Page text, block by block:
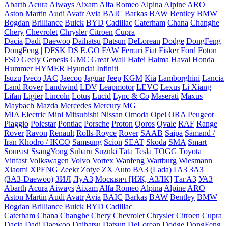
Abarth Acura Aiways Aixam Alfa Romeo Alpina Alpine ARO
Aston Martin Audi Avatr Avia BAIC Barkas BAW Bentley BMW
Bogdan Brilliance Buick BYD Cadillac Caterham Chana Changhe
Chery Chevrolet Chrysler Citroen Cupra
Dacia Dadi Daewoo Daihatsu Datsun DeLorean Dodge DongFeng
DongFeng | DFSK DS E.GO FAW Ferrari Fiat Fisker Ford Foton
FSO Geely Genesis GMC Great Wall Hafei Haima Haval Honda
Hummer HYMER Hyundai Infiniti
Isuzu Iveco JAC Jaecoo Jaguar Jeep KGM Kia Lamborghini Lancia
Land Rover Landwind LDV Leapmotor LEVC Lexus Li Xiang
Lifan Ligier Lincoln Lotus Lucid Lync & Co Maserati Maxus
Maybach Mazda Mercedes Mercury MG
MIA Electric Mini Mitsubishi Nissan Omoda Opel ORA Peugeot
Piaggio Polestar Pontiac Porsche Proton Qoros Qvale RAF Range
Rover Ravon Renault Rolls-Royce Rover SAAB Saipa Samand /
Iran Khodro / IKCO Samsung Scion SEAT Skoda SMA Smart
Soueast SsangYong Subaru Suzuki Tata Tesla TOGG Toyota
Vinfast Volkswagen Volvo Vortex Wanfeng Wartburg Wiesmann
Xiaomi XPENG Zeekr Zotye ZX Auto ВАЗ (Lada) ГАЗ ЗАЗ
(ЗАЗ-Daewoo) ЗИЛ ЛуАЗ Москвич [ИЖ, АЗЛК] ТагАЗ УАЗ
Abarth Acura Aiways Aixam Alfa Romeo Alpina Alpine ARO
Aston Martin Audi Avatr Avia BAIC Barkas BAW Bentley BMW
Bogdan Brilliance Buick BYD Cadillac
Caterham Chana Changhe Chery Chevrolet Chrysler Citroen Cupra